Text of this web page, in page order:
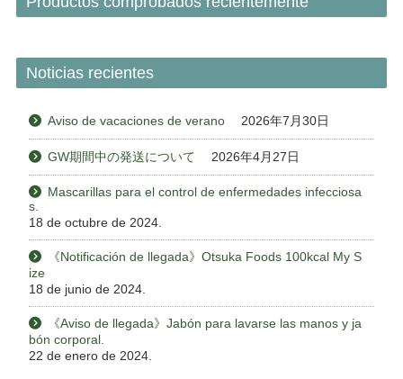
Noticias recientes
Aviso de vacaciones de verano 2026年7月30日
GW期間中の発送について 2026年4月27日
Mascarillas para el control de enfermedades infecciosa
s.
18 de octubre de 2024.
《Notificación de llegada》Otsuka Foods 100kcal My S
ize
18 de junio de 2024.
《Aviso de llegada》Jabón para lavarse las manos y ja
bón corporal.
22 de enero de 2024.